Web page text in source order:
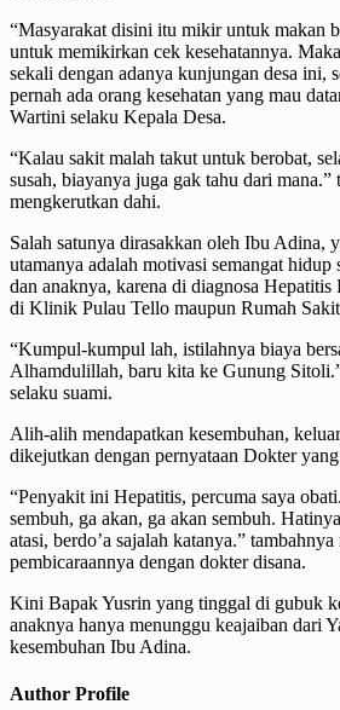
“Masyarakat disini itu mikir untuk makan
untuk memikirkan cek kesehatannya.
sekali dengan adanya kunjungan desa ini,
pernah ada orang kesehatan yang mau
Wartini selaku Kepala Desa.
“Kalau sakit malah takut untuk berobat,
susah, biayanya juga gak tahu dari mana.”
mengkerutkan dahi.
Salah satunya dirasakkan oleh Ibu Adina,
utamanya adalah motivasi semangat hidup
dan anaknya, karena di diagnosa
di Klinik Pulau Tello maupun Rumah
“Kumpul-kumpul lah, istilahnya biaya
Alhamdulillah, baru kita ke Gunung
selaku suami.
Alih-alih mendapatkan kesembuhan,
dikejutkan dengan pernyataan Dokter
“Penyakit ini Hepatitis, percuma saya
sembuh, ga akan, ga akan sembuh.
atasi, berdo’a sajalah katanya.”
pembicaraannya dengan dokter disana.
Kini Bapak Yusrin yang tinggal di gubuk
anaknya hanya menunggu keajaiban dari
kesembuhan Ibu Adina.
Author Profile